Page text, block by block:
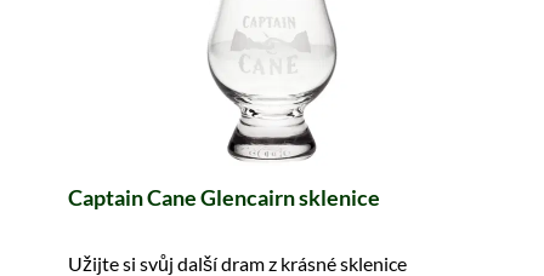
Captain Cane Glencairn sklenice
Užijte si svůj další dram z krásné sklenice